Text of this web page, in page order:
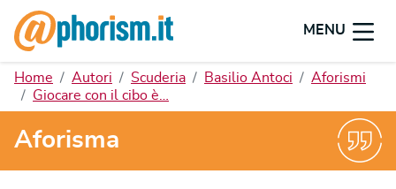
MENU
Home Autori Scuderia Basilio Antoci
Aforismi
Giocare con il cibo è…
Aforisma